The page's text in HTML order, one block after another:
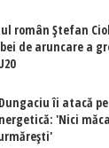
român Ștefan
de aruncare a
îi atacă
'Nici